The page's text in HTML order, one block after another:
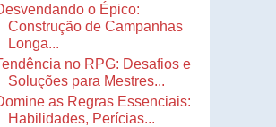
o Épico:
Construção de Campanhas
Longa...
no RPG: Desafios e
Soluções para Mestres...
as Regras Essenciais:
Habilidades, Perícias...